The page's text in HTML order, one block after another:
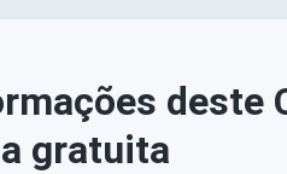
deste
gratuita